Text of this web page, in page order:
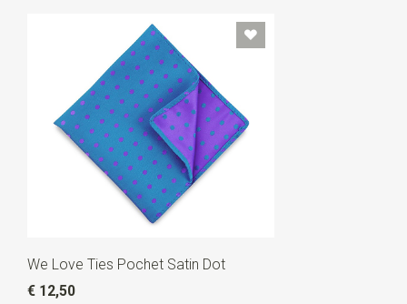
We Love Ties Pochet Satin Dot
€ 12,50